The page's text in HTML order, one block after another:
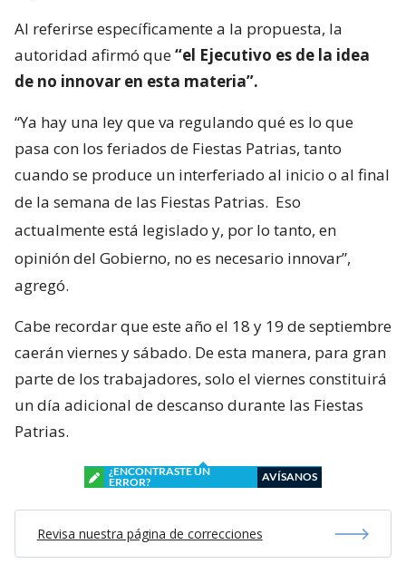
Al referirse específicamente a la propuesta, la
autoridad afirmó que“el Ejecutivo es de la idea
de no innovar en esta materia”.
“Ya hay una ley que va regulando qué es lo que
pasa con los feriados de Fiestas Patrias, tanto
cuando se produce un interferiado al inicio o al final
de la semana de las Fiestas Patrias. Eso
actualmente está legislado y, por lo tanto, en
opinión del Gobierno, no es necesario innovar”,
agregó.
Cabe recordar que este año el 18 y 19 de septiembre
caerán viernes y sábado. De esta manera, para gran
parte de los trabajadores, solo el viernes constituirá
un día adicional de descanso durante las Fiestas
Patrias.
¿ENCONTRASTE UN
ERROR?
AVÍSANOS
Revisa nuestra página de correcciones